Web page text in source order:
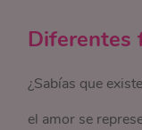
Diferentes
¿Sabías que
el amor se